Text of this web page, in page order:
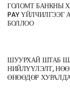
ГОЛОМТ БАНКНЫ
PAY
БОЛЛОО
ШУУРХАЙ ШТАБ
НИЙЛҮҮЛЭЛТ,
ӨНӨӨДӨР